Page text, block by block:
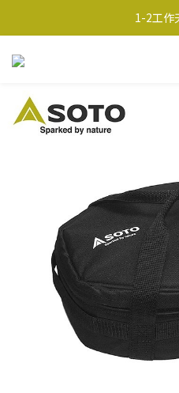
超商取貨690免
1-2工作
超商取貨690免